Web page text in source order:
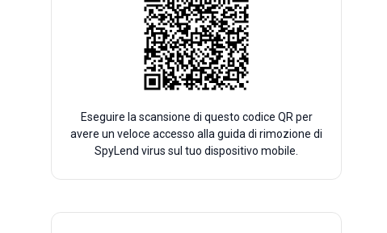
Eseguire la scansione di questo codice QR per
avere un veloce accesso alla guida di rimozione di
SpyLend virus sul tuo dispositivo mobile.